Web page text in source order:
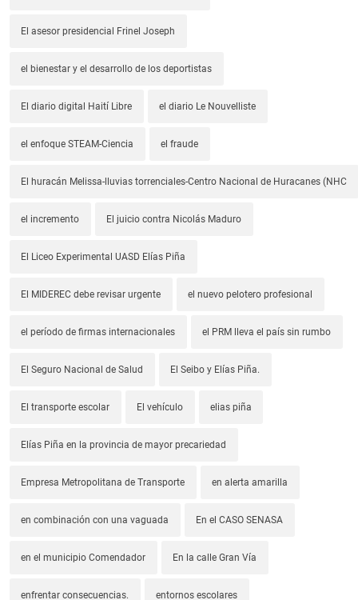
El asesor presidencial Frinel Joseph
el bienestar y el desarrollo de los deportistas
El diario digital Haití Libre el diario Le Nouvelliste
el enfoque STEAM-Ciencia el fraude
El huracán Melissa-lluvias torrenciales-Centro Nacional de Huracanes (NHC
el incremento El juicio contra Nicolás Maduro
El Liceo Experimental UASD Elías Piña
El MIDEREC debe revisar urgente el nuevo pelotero profesional
el período de firmas internacionales el PRM lleva el país sin rumbo
El Seguro Nacional de Salud El Seibo y Elías Piña.
El transporte escolar El vehículo elias piña
Elías Piña en la provincia de mayor precariedad
Empresa Metropolitana de Transporte en alerta amarilla
en combinación con una vaguada En el CASO SENASA
en el municipio Comendador En la calle Gran Vía
enfrentar consecuencias. entornos escolares